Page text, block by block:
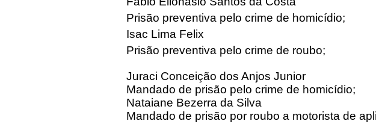
Prisão preventiva pelo crime de homicídio;
Isac Lima Felix
Prisão preventiva pelo crime de roubo;
Juraci Conceição dos Anjos Junior
Mandado de prisão pelo crime de homicídio;
Nataiane Bezerra da Silva
Mandado de prisão por roubo a motorista de